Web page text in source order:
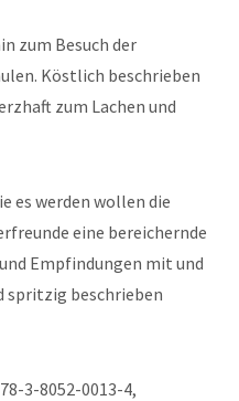
zum Besuch der
Köstlich beschrieben
zum Lachen und
es werden wollen die
eine bereichernde
Empfindungen mit und
spritzig beschrieben
3-8052-0013-4,